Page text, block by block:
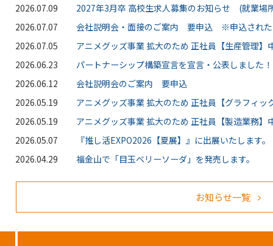
2026.07.09
2027年3月卒 高校生求人募集のお知らせ (就業場
2026.07.07
会社説明会・面接のご案内 要申込 ※申込された
2026.07.05
アニメグッズ事業 拡大のため 正社員【生産管理】
2026.06.23
パートナーシップ構築宣言を宣言・公表しました！
2026.06.12
会社説明会のご案内 要申込
2026.05.19
アニメグッズ事業 拡大のため 正社員【グラフィッ
2026.05.19
アニメグッズ事業 拡大のため 正社員【製造業務】
2026.05.07
『推し活EXPO2026【夏展】』に出展いたします。
2026.04.29
福金山で「目玉ベリーソーダ」を発売します。
お知らせ一覧